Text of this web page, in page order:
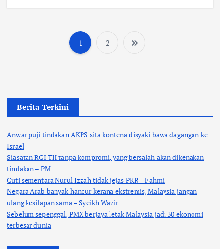
P
t
s
p
a
g
1 2
Berita Terkini
Anwar puji tindakan AKPS sita kontena disyaki bawa dagangan ke
Israel
Siasatan RCI TH tanpa kompromi, yang bersalah akan dikenakan
tindakan – PM
Cuti sementara Nurul Izzah tidak jejas PKR – Fahmi
Negara Arab banyak hancur kerana ekstremis, Malaysia jangan
ulang kesilapan sama – Syeikh Wazir
Sebelum sepenggal, PMX berjaya letak Malaysia jadi 30 ekonomi
terbesar dunia